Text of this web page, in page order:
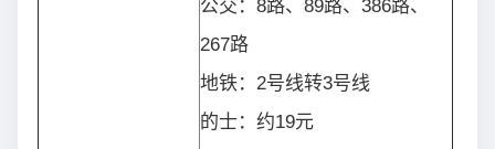
公交：8路、89路、386路、
267路
地铁：2号线转3号线
的士：约19元